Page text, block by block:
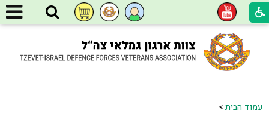
עמוד הבית>